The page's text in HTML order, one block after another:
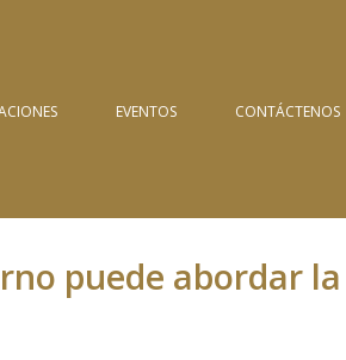
EVENTOS CONTÁCTENOS
puede abordar la